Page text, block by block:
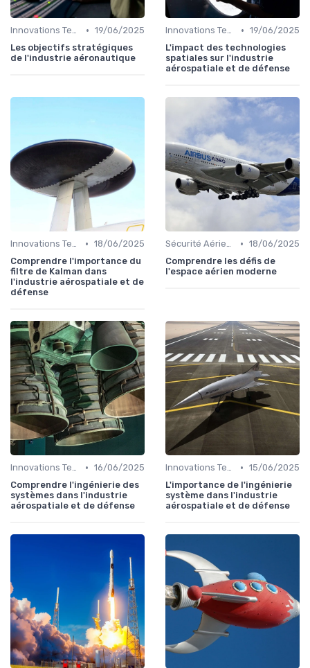
Innovations Technologiques • 19/06/2025
Les objectifs stratégiques
de l'industrie aéronautique
Innovations Technologiques • 19/06/2025
L'impact des technologies
spatiales sur l'industrie
aérospatiale et de défense
Innovations Technologiques • 18/06/2025
Comprendre l'importance du
filtre de Kalman dans
l'industrie aérospatiale et de
défense
Sécurité Aérienne • 18/06/2025
Comprendre les défis de
l'espace aérien moderne
Innovations Technologiques • 16/06/2025
Comprendre l'ingénierie des
systèmes dans l'industrie
aérospatiale et de défense
Innovations Technologiques • 15/06/2025
L'importance de l'ingénierie
système dans l'industrie
aérospatiale et de défense